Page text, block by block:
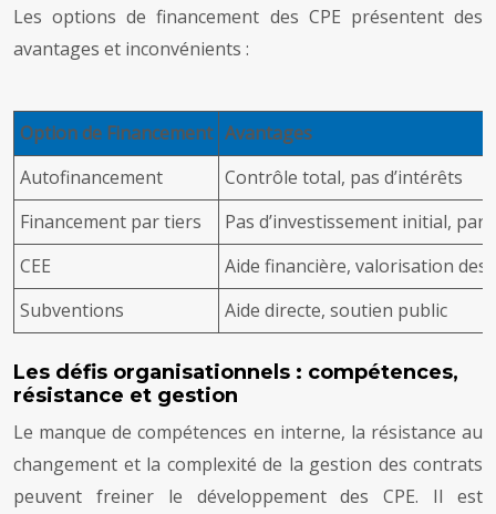
Les options de financement des CPE présentent des
avantages et inconvénients :
Option de Financement Avantages
Autofinancement
Contrôle total, pas d’intérêts
Financement par tiers
Pas d’investissement initial,
CEE
Aide financière, valorisation des
Subventions
Aide directe, soutien public
Les défis organisationnels : compétences,
résistance et gestion
Le manque de compétences en interne, la résistance au
changement et la complexité de la gestion des contrats
peuvent freiner le développement des CPE. Il est